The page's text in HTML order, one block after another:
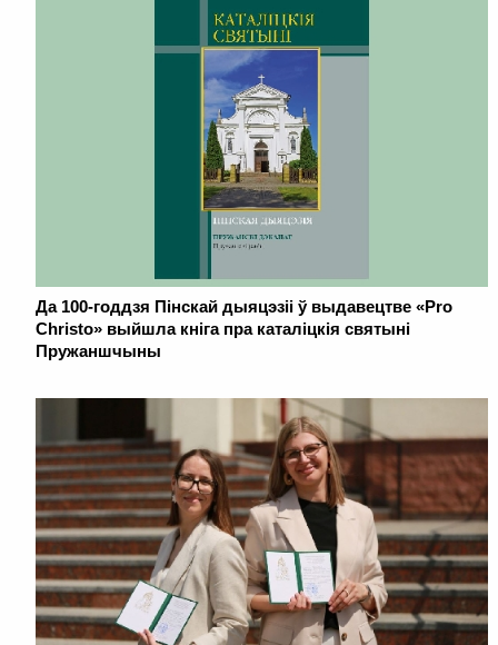
Да 100-годдзя Пінскай дыяцэзіі ў выдавецтве «Pro
Christo» выйшла кніга пра каталіцкія святыні
Пружаншчыны